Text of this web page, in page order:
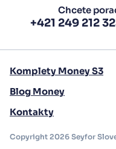
Chcete
+421 249 212
Komplety Money S3
Blog Money
Kontakty
Copyright 2026 Seyfor